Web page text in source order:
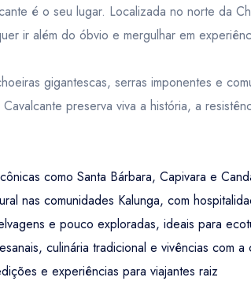
é o seu lugar. Localizada no norte da
ir além do óbvio e mergulhar em
gigantescas, serras imponentes e
Cavalcante preserva viva a história, a
como Santa Bárbara, Capivara e
nas comunidades Kalunga, com
e pouco exploradas, ideais para
culinária tradicional e vivências com a
e experiências para viajantes raiz